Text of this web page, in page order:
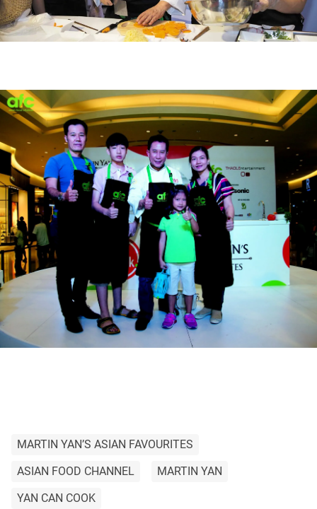
MARTIN YAN’S ASIAN FAVOURITES
ASIAN FOOD CHANNEL
MARTIN YAN
YAN CAN COOK